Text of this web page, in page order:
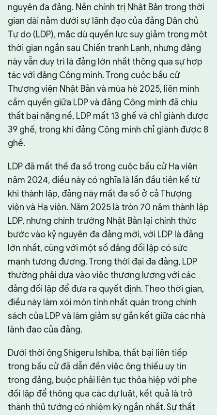
nguyên đa đảng. Nền chính trị Nhật Bản trong thời
gian dài nằm dưới sự lãnh đạo của đảng Dân chủ
Tự do (LDP), mặc dù quyền lực suy giảm trong một
thời gian ngắn sau Chiến tranh Lạnh, nhưng đảng
này vẫn duy trì là đảng lớn nhất thông qua sự hợp
tác với đảng Công minh. Trong cuộc bầu cử
Thượng viện Nhật Bản và mùa hè 2025, liên minh
cầm quyền giữa LDP và đảng Công minh đã chịu
thất bại nặng nề, LDP mất 13 ghế và chỉ giành được
39 ghế, trong khi đảng Công minh chỉ giành được 8
ghế.
LDP đã mất thế đa số trong cuộc bầu cử Hạ viện
năm 2024, điều này có nghĩa là lần đầu tiên kể từ
khi thành lập, đảng này mất đa số ở cả Thượng
viện và Hạ viện. Năm 2025 là tròn 70 năm thành lập
LDP, nhưng chính trường Nhật Bản lại chính thức
bước vào kỷ nguyên đa đảng mới, với LDP là đảng
lớn nhất, cùng với một số đảng đối lập có sức
mạnh tương đương. Trong thời đại đa đảng, LDP
thường phải dựa vào việc thương lượng với các
đảng đối lập để đưa ra quyết định. Theo thời gian,
điều này làm xói mòn tính nhất quán trong chính
sách của LDP và làm giảm sự gắn kết giữa các nhà
lãnh đạo của đảng.
Dưới thời ông Shigeru Ishiba, thất bại liên tiếp
trong bầu cử đã dẫn đến việc ông thiếu uy tín
trong đảng, buộc phải liên tục thỏa hiệp với phe
đối lập để thông qua các dự luật, kết quả là trở
thành thủ tướng có nhiệm kỳ ngắn nhất. Sự thất